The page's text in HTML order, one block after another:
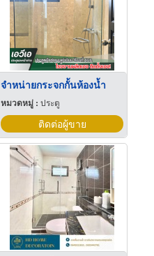
จำหน่ายกระจกกั้นห้องน้ำ
หมวดหมู่ :ประตู
ติดต่อผู้ขาย